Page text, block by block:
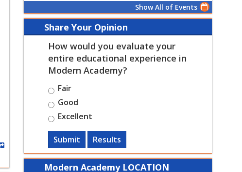
Show All of Events
Share Your Opinion
How would you evaluate your
entire educational experience in
Modern Academy?
Fair
Good
Excellent
Submit Results
Modern Academy LOCATION